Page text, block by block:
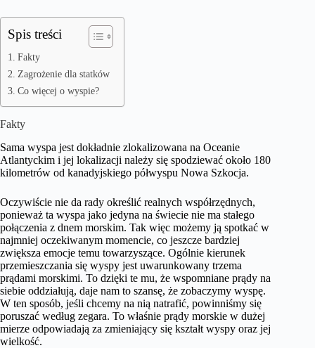
Spis treści
Fakty
Zagrożenie dla statków
Co więcej o wyspie?
Fakty
Sama wyspa jest dokładnie zlokalizowana na Oceanie
Atlantyckim i jej lokalizacji należy się spodziewać około 180
kilometrów od kanadyjskiego półwyspu Nowa Szkocja.
Oczywiście nie da rady określić realnych współrzędnych,
ponieważ ta wyspa jako jedyna na świecie nie ma stałego
połączenia z dnem morskim. Tak więc możemy ją spotkać w
najmniej oczekiwanym momencie, co jeszcze bardziej
zwiększa emocje temu towarzyszące. Ogólnie kierunek
przemieszczania się wyspy jest uwarunkowany trzema
prądami morskimi. To dzięki te mu, że wspomniane prądy na
siebie oddziałują, daje nam to szansę, że zobaczymy wyspę.
W ten sposób, jeśli chcemy na nią natrafić, powinniśmy się
poruszać według zegara. To właśnie prądy morskie w dużej
mierze odpowiadają za zmieniający się kształt wyspy oraz jej
wielkość.